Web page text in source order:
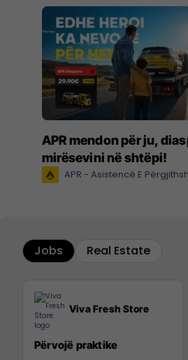
APR mendon për ju,
mirësevini në shtëpi!
APR - Asistencë E
Jobs Real Estate
Viva Fresh Store
Përvojë praktike